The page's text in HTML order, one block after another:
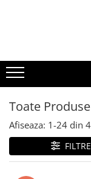
Noutati
Promotii
Spiritualitate -
AngelConnection
Arte Divinatorii
Toate
Afiseaza: 1-24 din
FILTRE